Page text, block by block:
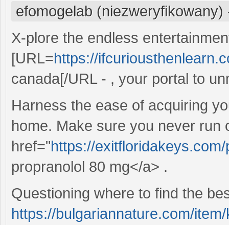
efomogelab (niezweryfikowany)
X-plore the endless
[URL=https://
canada[/URL - , your portal to
Harness the ease of acquiring
home. Make sure you never run
href="https://
propranolol 80 mg</a> .
Questioning where to find the
https://bulgariannature.com/